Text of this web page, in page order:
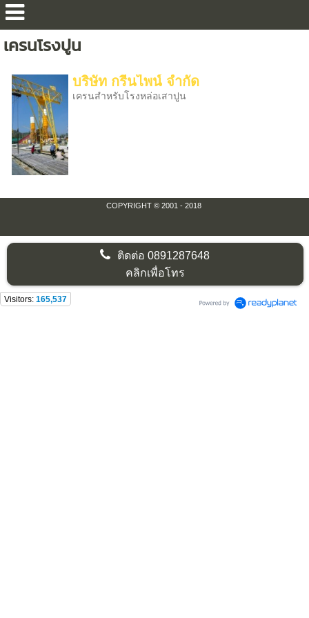
เครนโรงปูน
บริษัท กรีนไพน์ จำกัด
เครนสำหรับโรงหล่อเสาปูน
COPYRIGHT © 2001 - 2018
ติดต่อ0891287648
คลิกเพื่อโทร
Visitors: 165,537